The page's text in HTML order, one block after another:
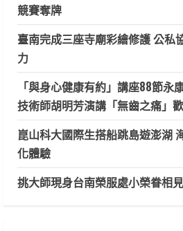
競賽奪牌
臺南完成三座寺廟彩繪修護 公私
力
「與身心健康有約」講座88節永
技術師胡明芳演講「無齒之痛」
崑山科大國際生搭船跳島遊澎湖
化體驗
挑大師現身台南榮服處小榮眷相